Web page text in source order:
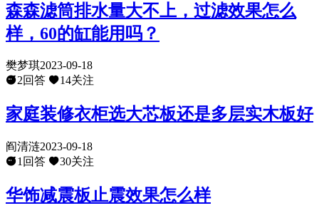
森森滤筒排水量大不上，过滤效果怎么
样，60的缸能用吗？
樊梦琪2023-09-18
2回答
14关注
家庭装修衣柜选大芯板还是多层实木板好
阎清涟2023-09-18
1回答
30关注
华饰减震板止震效果怎么样